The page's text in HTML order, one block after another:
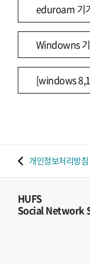
eduroam 기
Windowns
[windows
개인정보처리방침
HUFS
Social Network